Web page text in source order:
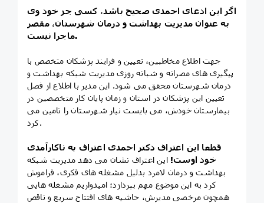
اگر این ادعای احمدی صحیح باشد، کسی جز خود وی
به عنوان مدیریت بهداشت و درمان شهرستان، مقصر
ماجرا نیست.
جهت اطلاع مخاطبین، تعیین و فرایند پزشکان متخصص با
پیگیری های مصرانه و شبانه روزی مدیریت شبکه بهداشت و
درمان شهرستان محقق می شود. این مدیر با اطلاع از فصل
تعیین این پزشکان در استان و زمان پایان کار متخصصین در
بیمارستان خودش، می بایست نیاز شهرستان را تامین می
کرد.
قطعا این اعتراف دکتر احمدی اعتراف به ناکارآمدی
خود اوست! این اعتراف نشان می دهد مدیریت شبکه
بهداشت و درمان لامرد بدلیل مشغله های فکری، فراموش
کرد به این موضوع مهم بپردازد؛ امیدواریم مشغله هایی
همچون مرخصی مدیرش، حاشیه های افتتاح سریع و ناقص